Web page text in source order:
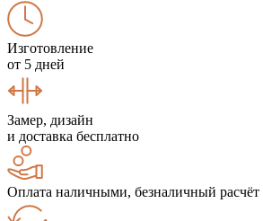
Изготовление
от 5 дней
Замер, дизайн
и доставка бесплатно
Оплата наличными, безналичный расчёт